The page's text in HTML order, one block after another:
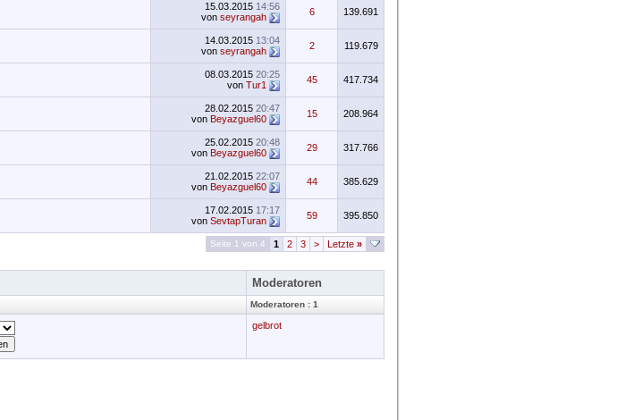
15.03.2015 14:56
von seyrangah 6 139.691
14.03.2015 13:04
von seyrangah 2 119.679
08.03.2015 20:25
von Tur1 45 417.734
28.02.2015 20:47
von Beyazguel60 15 208.964
25.02.2015 20:48
von Beyazguel60 29 317.766
21.02.2015 22:07
von Beyazguel60 44 385.629
17.02.2015 17:17
von SevtapTuran 59 395.850
Seite 1 von 4 1 2 3 > Letzte »
Moderatoren
Moderatoren : 1
gelbrot